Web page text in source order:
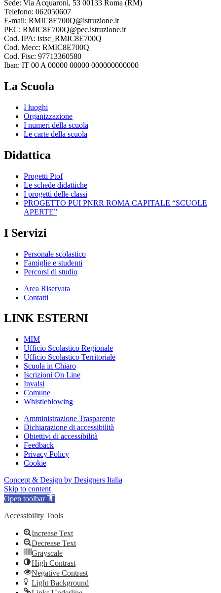
Sede: Via Acquaroni, 53 00133 Roma (RM)
Telefono: 062050607
E-mail: RMIC8E700Q@istruzione.it
PEC: RMIC8E700Q@pec.istruzione.it
Cod. IPA: istsc_RMIC8E700Q
Cod. Mecc: RMIC8E700Q
Cod. Fisc: 97713360580
Iban: IT 00 A 00000 00000 000000000000
La Scuola
I luoghi
Organizzazione
I numeri della scuola
Le carte della scuola
Didattica
Progetti Ptof
Le schede didattiche
I progetti delle classi
PROGETTO PUI PNRR ROMA CAPITALE “SCUOLE
APERTE”
I Servizi
Personale scolastico
Famiglie e studenti
Percorsi di studio
Area Riservata
Contatti
LINK ESTERNI
MIM
Ufficio Scolastico Regionale
Ufficio Scolastico Territoriale
Scuola in Chiaro
Iscrizioni On Line
Invalsi
Comune
Whistleblowing
Amministrazione Trasparente
Dichiarazione di accessibilità
Obiettivi di accessibilità
Feedback
Privacy Policy
Cookie
Concept & Design by Designers Italia
Skip to content
Open toolbar
Accessibility Tools
Increase Text
Decrease Text
Grayscale
High Contrast
Negative Contrast
Light Background